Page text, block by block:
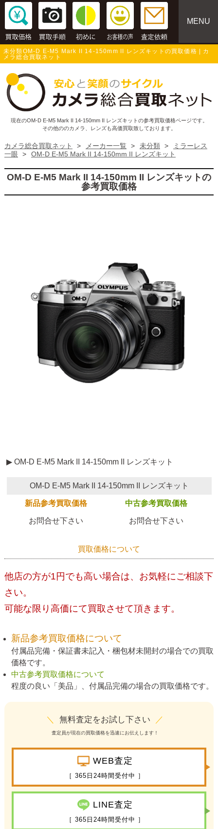
MENU
未分類OM-D E-M5 Mark II 14-150mm II レンズキットの買取価格 | カ
メラ総合買取ネット
現在のOM-D E-M5 Mark II 14-150mm II レンズキットの参考買取価格ページです。
その他ののカメラ、レンズも高価買取致しております。
カメラ総合買取ネット > メーカー一覧 > 未分類 >
ミラーレス
一眼
> OM-D E-M5 Mark II 14-150mm II レンズキット
OM-D E-M5 Mark II 14-150mm II レンズキットの
参考買取価格
▶ OM-D E-M5 Mark II 14-150mm II レンズキット
OM-D E-M5 Mark II 14-150mm II レンズキット
新品参考買取価格 中古参考買取価格
お問合せ下さい お問合せ下さい
買取価格について
他店の方が1円でも高い場合は、お気軽にご相談下
さい。
可能な限り高価にて買取させて頂きます。
新品参考買取価格について
付属品完備・保証書未記入・梱包材未開封の場合での買取
価格です。
中古参考買取価格について
程度の良い「美品」、付属品完備の場合の買取価格です。
＼ 無料査定をお試し下さい ／
査定員が現在の買取価格を迅速にお伝えします！
WEB査定
［ 365日24時間受付中 ］
LINE査定
［ 365日24時間受付中 ］